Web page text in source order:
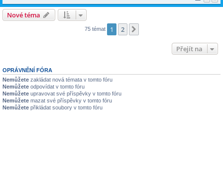
Nové téma
75 témat 1 2
Přejít na
OPRÁVNĚNÍ FÓRA
Nemůžete zakládat nová témata v tomto fóru
Nemůžete odpovídat v tomto fóru
Nemůžete upravovat své příspěvky v tomto fóru
Nemůžete mazat své příspěvky v tomto fóru
Nemůžete přikládat soubory v tomto fóru